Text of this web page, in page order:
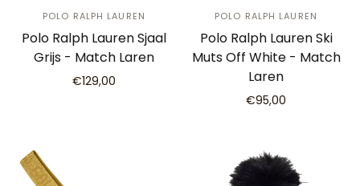
POLO RALPH LAUREN
Polo Ralph Lauren Sjaal
Grijs - Match Laren
€129,00
POLO RALPH LAUREN
Polo Ralph Lauren Ski
Muts Off White - Match
Laren
€95,00